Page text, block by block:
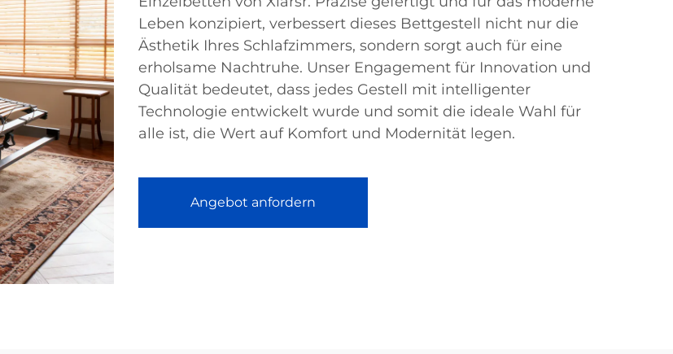
Leben konzipiert, verbessert dieses Bettgestell nicht nur die
Ästhetik Ihres Schlafzimmers, sondern sorgt auch für eine
erholsame Nachtruhe. Unser Engagement für Innovation und
Qualität bedeutet, dass jedes Gestell mit intelligenter
Technologie entwickelt wurde und somit die ideale Wahl für
alle ist, die Wert auf Komfort und Modernität legen.
Angebot anfordern